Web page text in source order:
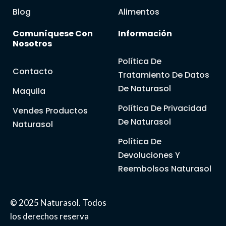
Blog
Alimentos
Comuníquese Con
Nosotros
Contacto
Maquila
Vendes Productos
Naturasol
Información
Política De
Tratamiento De Datos
De Naturasol
Política De Privacidad
De Naturasol
Política De
Devoluciones Y
Reembolsos Naturasol
© 2025 Naturasol. Todos
los derechos reserva